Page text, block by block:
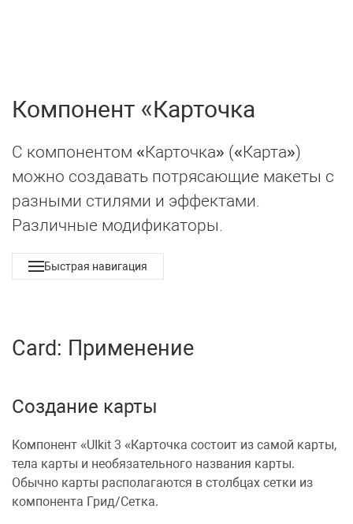
Компонент Карточка
С компонентом «Карточка» («Карта»)
можно создавать потрясающие макеты с
разными стилями и эффектами.
Различные модификаторы.
Быстрая навигация
Card: Применение
Создание карты
Компонент UIkit 3 Карточка состоит из самой карты,
тела карты и необязательного названия карты.
Обычно карты располагаются в столбцах сетки из
компонента Грид/Сетка.